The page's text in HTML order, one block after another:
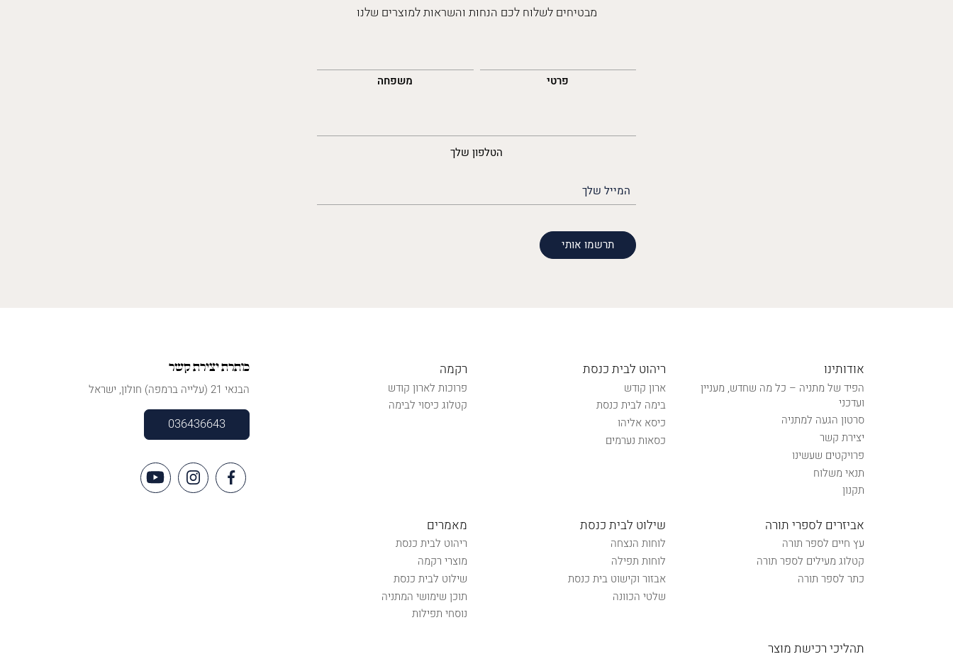
מבטיחים לשלוח לכם הנחות והשראות למוצרים שלנו
פרטי משפחה
הטלפון שלך
אודותינו
הפיד של מתניה – כל מה שחדש, מעניין
ועדכני
סרטון הגעה למתניה
יצירת קשר
פרויקטים שעשינו
תנאי משלוח
תקנון
ריהוט לבית כנסת
ארון קודש
בימה לבית כנסת
כיסא אליהו
כסאות נערמים
רקמה
פרוכות לארון קודש
קטלוג כיסוי לבימה
אביזרים לספרי תורה
עץ חיים לספר תורה
קטלוג מעילים לספר תורה
כתר לספר תורה
שילוט לבית כנסת
לוחות הנצחה
לוחות תפילה
אבזור וקישוט בית כנסת
שלטי הכוונה
מאמרים
ריהוט לבית כנסת
מוצרי רקמה
שילוט לבית כנסת
תוכן שימושי המתניה
נוסחי תפילות
תהליכי רכישת מוצר
כותרת יצירת קשר
הבנאי 21 (עלייה ברמפה) חולון, ישראל
036436643